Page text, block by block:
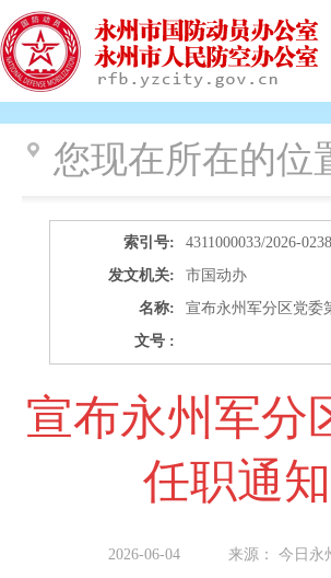
您现在所在的位
索引号:
4311000033/2026-
发文机关:
市国动办
名称:
宣布永州军分区党委
文号 :
宣布永州军分
任职通
2026-06-04 来源： 今日永